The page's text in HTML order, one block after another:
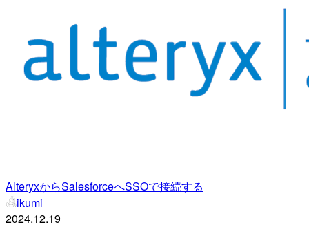
AlteryxからSalesforceへSSOで接続する
ikumi
2024.12.19